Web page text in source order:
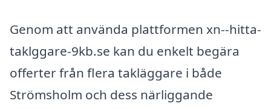
Genom att använda plattformen xn--hitta-
taklggare-9kb.se kan du enkelt begära
offerter från flera takläggare i både
Strömsholm och dess närliggande